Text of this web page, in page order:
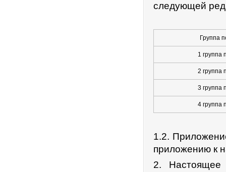
следующей
Группа
1 группа
2 группа
3 группа
4 группа
1.2.
приложению к
2. Настоящее